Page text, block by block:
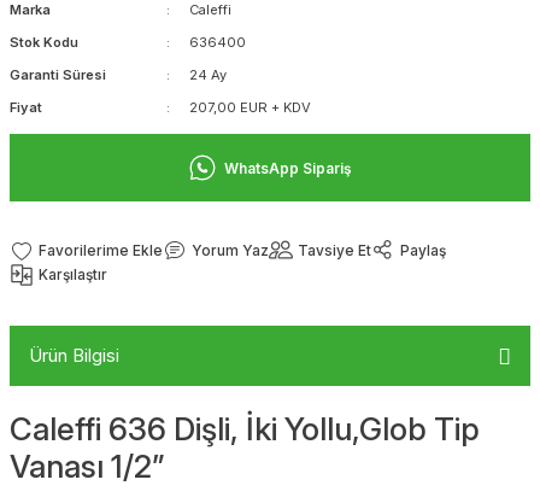
Marka
Caleffi
Stok Kodu
636400
Garanti Süresi
24 Ay
Fiyat
207,00 EUR + KDV
WhatsApp Sipariş
Yorum Yaz Tavsiye Et
Paylaş
Karşılaştır
Ürün Bilgisi
Caleffi 636 Dişli, İki Yollu,Glob Tip
Vanası 1/2”